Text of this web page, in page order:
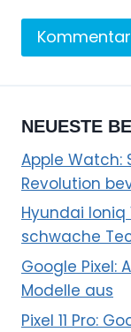
NEUESTE
Apple Watch:
Revolution
Hyundai Ioniq
schwache
Google Pixel:
Modelle aus
Pixel 11 Pro: